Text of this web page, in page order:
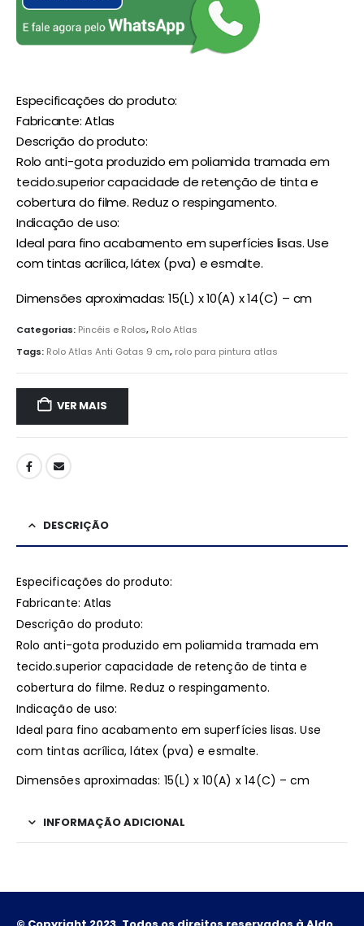
Especificações do produto:
Fabricante: Atlas
Descrição do produto:
Rolo anti-gota produzido em poliamida tramada em
tecido.superior capacidade de retenção de tinta e
cobertura do filme. Reduz o respingamento.
Indicação de uso:
Ideal para fino acabamento em superfícies lisas. Use
com tintas acrílica, látex (pva) e esmalte.
Dimensões aproximadas: 15(L) x 10(A) x 14(C) – cm
Categorias: Pincéis e Rolos, Rolo Atlas
Tags: Rolo Atlas Anti Gotas 9 cm, rolo para pintura atlas
VER MAIS
DESCRIÇÃO
Especificações do produto:
Fabricante: Atlas
Descrição do produto:
Rolo anti-gota produzido em poliamida tramada em
tecido.superior capacidade de retenção de tinta e
cobertura do filme. Reduz o respingamento.
Indicação de uso:
Ideal para fino acabamento em superfícies lisas. Use
com tintas acrílica, látex (pva) e esmalte.
Dimensões aproximadas: 15(L) x 10(A) x 14(C) – cm
INFORMAÇÃO ADICIONAL